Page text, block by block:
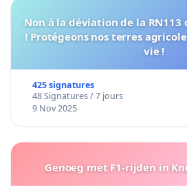
Non à la déviation de la RN113
! Protégeons nos terres
vie !
425 signatures
48 Signatures / 7 jours
9 Nov 2025
Genoeg met F1-rijden in